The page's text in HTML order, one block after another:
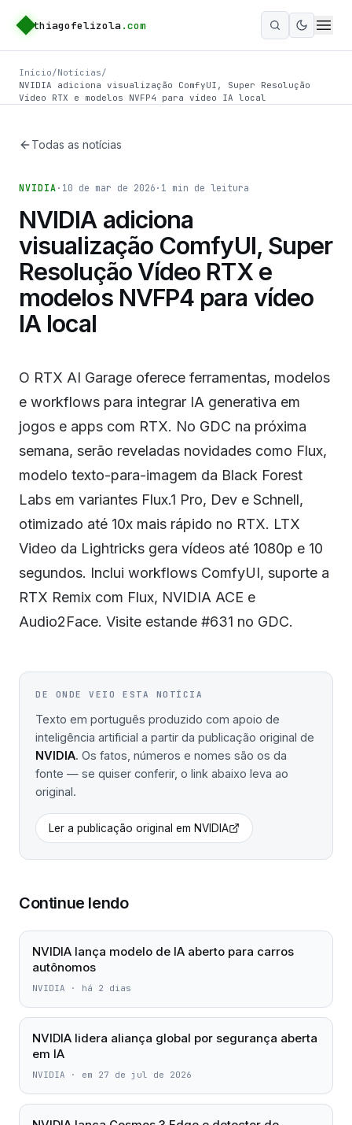
thiagofelizola .com
Ativar
Início/Notícias/
NVIDIA adiciona visualização ComfyUI, Super Resolução
Vídeo RTX e modelos NVFP4 para vídeo IA local
Todas as notícias
NVIDIA · 10 de mar de 2026 · 1 min de leitura
NVIDIA adiciona
visualização ComfyUI, Super
Resolução Vídeo RTX e
modelos NVFP4 para vídeo
IA local
O RTX AI Garage oferece ferramentas, modelos
e workflows para integrar IA generativa em
jogos e apps com RTX. No GDC na próxima
semana, serão reveladas novidades como Flux,
modelo texto-para-imagem da Black Forest
Labs em variantes Flux.1 Pro, Dev e Schnell,
otimizado até 10x mais rápido no RTX. LTX
Video da Lightricks gera vídeos até 1080p e 10
segundos. Inclui workflows ComfyUI, suporte a
RTX Remix com Flux, NVIDIA ACE e
Audio2Face. Visite estande #631 no GDC.
DE ONDE VEIO ESTA NOTÍCIA
Texto em português produzido com apoio de
inteligência artificial a partir da publicação original de
NVIDIA. Os fatos, números e nomes são os da
fonte — se quiser conferir, o link abaixo leva ao
original.
Ler a publicação original em NVIDIA
Continue lendo
NVIDIA lança modelo de IA aberto para carros
autônomos
NVIDIA · há 2 dias
NVIDIA lidera aliança global por segurança aberta
em IA
NVIDIA · em 27 de jul de 2026